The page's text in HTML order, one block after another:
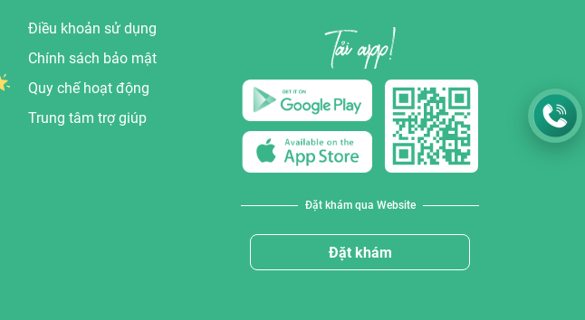
Điều khoản sử dụng
Chính sách bảo mật
Quy chế hoạt động
Trung tâm trợ giúp
Đặt khám qua Website
Đặt khám